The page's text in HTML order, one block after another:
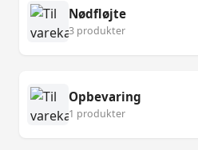
Nødfløjte
3 produkter
Opbevaring
1 produkter